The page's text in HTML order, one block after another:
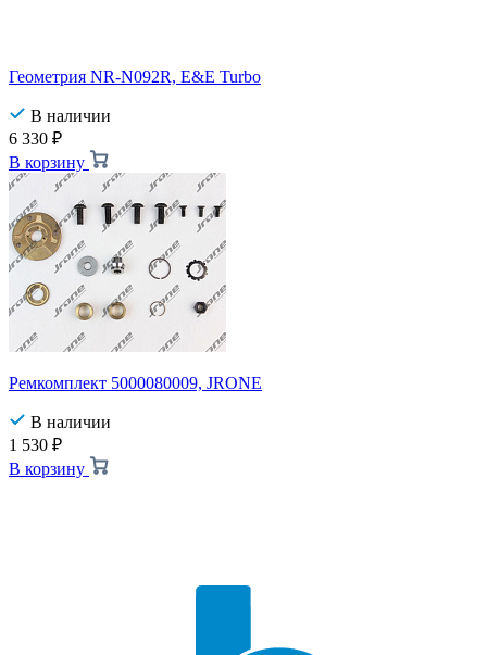
Геометрия NR-N092R, E&E Turbo
В наличии
6 330 ₽
В корзину
Ремкомплект 5000080009, JRONE
В наличии
1 530 ₽
В корзину